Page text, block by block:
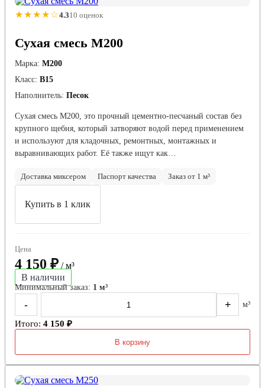
★★★★☆4.310 оценок
Сухая смесь М200
Марка: М200
Класс: В15
Наполнитель: Песок
Сухая смесь М200, это прочный цементно-песчаный состав без
крупного щебня, который затворяют водой перед применением
и используют для кладочных, ремонтных, монтажных и
выравнивающих работ. Её также ищут как…
Доставка миксером Паспорт качества Заказ от 1 м³
Купить в 1 клик
Цена
4 150 ₽ / м³
В наличии
Минимальный заказ: 1 м³
- + м³
Итого: 4 150 ₽
В корзину